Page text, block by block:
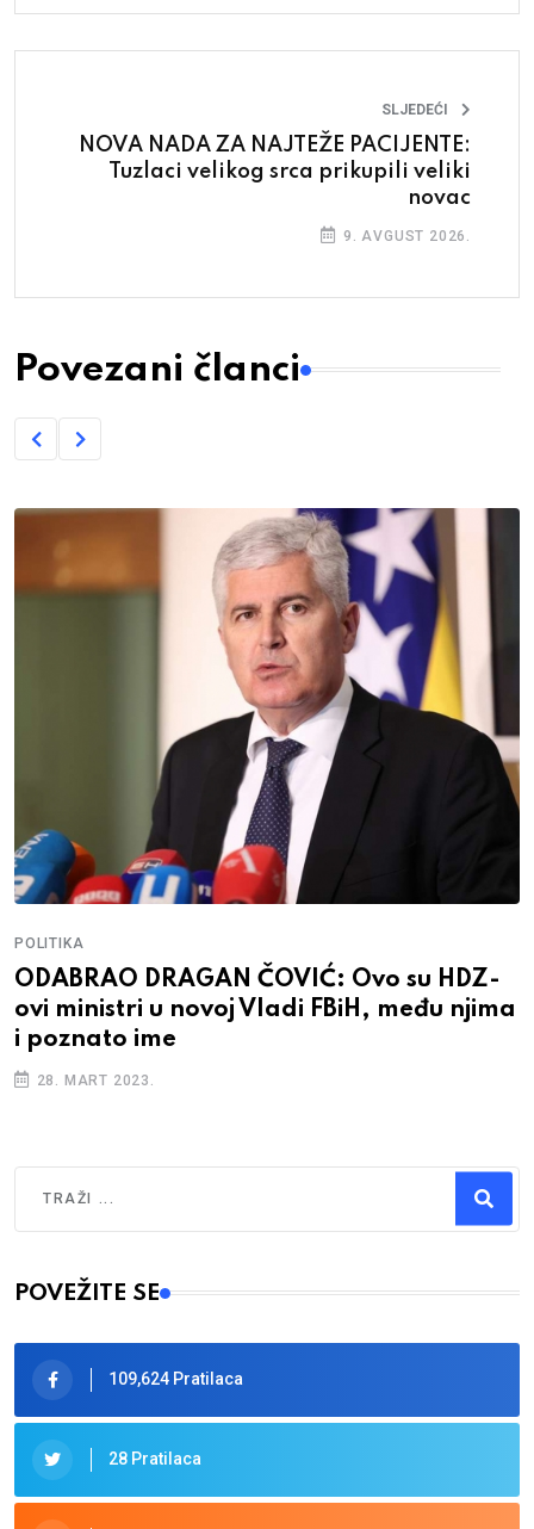
SLJEDEĆI
NOVA NADA ZA NAJTEŽE PACIJENTE:
Tuzlaci velikog srca prikupili veliki
novac
9. AVGUST 2026.
Povezani članci
POLITIKA
ODABRAO DRAGAN ČOVIĆ: Ovo su HDZ-
ovi ministri u novoj Vladi FBiH, među njima
i poznato ime
28. MART 2023.
Type 2 or more characters for results.
POVEŽITE SE
109,624 Pratilaca
28 Pratilaca